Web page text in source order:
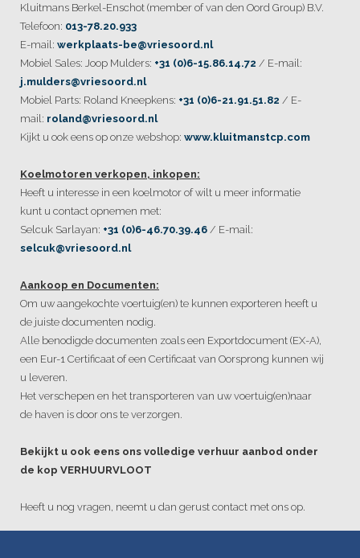
Kluitmans Berkel-Enschot (member of van den Oord Group) B.V.
Telefoon: 013-78.20.933
E-mail: werkplaats-be@vriesoord.nl
Mobiel Sales: Joop Mulders: +31 (0)6-15.86.14.72 / E-mail:
j.mulders@vriesoord.nl
Mobiel Parts: Roland Kneepkens: +31 (0)6-21.91.51.82 / E-
mail: roland@vriesoord.nl
Kijkt u ook eens op onze webshop: www.kluitmanstcp.com
Koelmotoren verkopen, inkopen:
Heeft u interesse in een koelmotor of wilt u meer informatie
kunt u contact opnemen met:
Selcuk Sarlayan: +31 (0)6-46.70.39.46 / E-mail:
selcuk@vriesoord.nl
Aankoop en Documenten:
Om uw aangekochte voertuig(en) te kunnen exporteren heeft u
de juiste documenten nodig.
Alle benodigde documenten zoals een Exportdocument (EX-A),
een Eur-1 Certificaat of een Certificaat van Oorsprong kunnen wij
u leveren.
Het verschepen en het transporteren van uw voertuig(en)naar
de haven is door ons te verzorgen.
Bekijkt u ook eens ons volledige verhuur aanbod onder
de kop VERHUURVLOOT
Heeft u nog vragen, neemt u dan gerust contact met ons op.